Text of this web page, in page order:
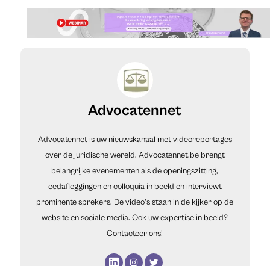
Advocatennet
Advocatennet is uw nieuwskanaal met videoreportages
over de juridische wereld. Advocatennet.be brengt
belangrijke evenementen als de openingszitting,
eedafleggingen en colloquia in beeld en interviewt
prominente sprekers. De video's staan in de kijker op de
website en sociale media. Ook uw expertise in beeld?
Contacteer ons!